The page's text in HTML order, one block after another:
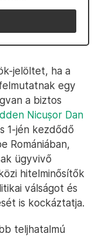
jelöltet, ha a
egy
a biztos
Nicușor Dan
1-jén kezdődő
Romániában,
ügyvivő
hitelminősítők
válságot és
is kockáztatja.
teljhatalmú